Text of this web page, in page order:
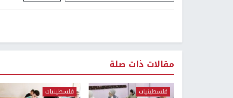
مقالات ذات صلة
فلسطينيات فلسطينيات